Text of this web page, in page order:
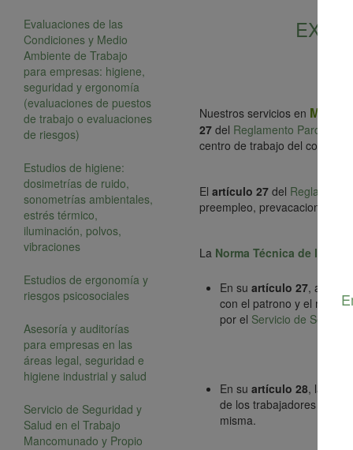
Evaluaciones de las
Condiciones y Medio
Ambiente de Trabajo
para empresas: higiene,
seguridad y ergonomía
(evaluaciones de puestos
de trabajo o evaluaciones
de riesgos)
Estudios de higiene:
dosimetrías de ruido,
sonometrías ambientales,
estrés térmico,
iluminación, polvos,
vibraciones
Estudios de ergonomía y
riesgos psicosociales
Asesoría y auditorías
para empresas en las
áreas legal, seguridad e
higiene industrial y salud
Servicio de Seguridad y
Salud en el Trabajo
Mancomunado y Propio
Nuestros servicios en
27 del Reglamento Parcial de
centro de trabajo del
El artículo 27 del Reglamento
preempleo, prevacacional,
La Norma Técnica de los
En su artículo 27, acerca
con el patrono y el
por el Servicio de
En su artículo 28, la
de los trabajadores al
misma.